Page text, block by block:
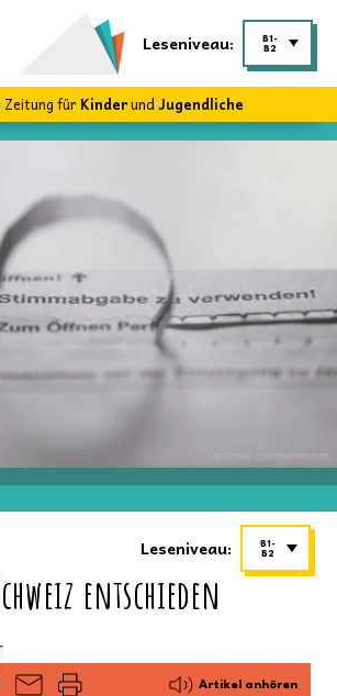
Leseniveau:
B1-
B2
Zeitung fürKinderundJugendliche
Leseniveau:
B1-
B2
entschieden
Artikel anhören